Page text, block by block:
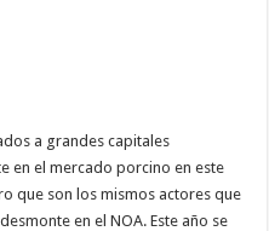
a grandes capitales
en el mercado porcino en este
que son los mismos actores que
en el NOA. Este año se